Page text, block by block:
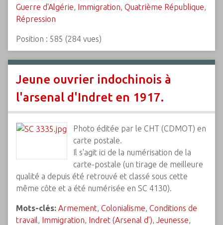
Guerre d'Algérie, Immigration, Quatrième République,
Répression
Position : 585 (284 vues)
Jeune ouvrier indochinois à
l'arsenal d'Indret en 1917.
Photo éditée par le CHT (CDMOT) en
carte postale.
Il s'agit ici de la numérisation de la
carte-postale (un tirage de meilleure
qualité a depuis été retrouvé et classé sous cette
même côte et a été numérisée en SC 4130).
Mots-clés: Armement, Colonialisme, Conditions de
travail, Immigration, Indret (Arsenal d'), Jeunesse,